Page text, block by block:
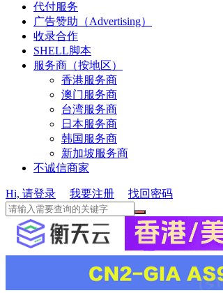
代付服务
广告赞助（Advertising）
收录合作
SHELL脚本
服务商（按地区）
香港服务商
澳门服务商
台湾服务商
日本服务商
韩国服务商
新加坡服务商
不诚信商家
Hi, 请登录 我要注册 找回密码